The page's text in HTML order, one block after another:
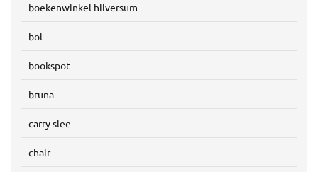
boekenwinkel hilversum
bol
bookspot
bruna
carry slee
chair